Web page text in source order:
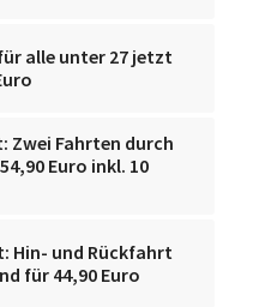
alle unter 27 jetzt
Zwei Fahrten durch
Euro inkl. 10
Hin- und Rückfahrt
für 44,90 Euro